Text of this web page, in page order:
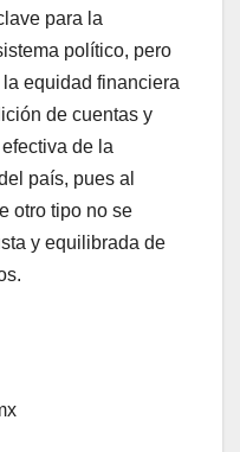
para la
político, pero
equidad financiera
de cuentas y
de la
país, pues al
otro tipo no se
y equilibrada de